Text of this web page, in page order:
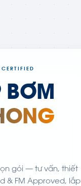
BƠM
gói — tư vấn, thiết
& FM Approved, lắp